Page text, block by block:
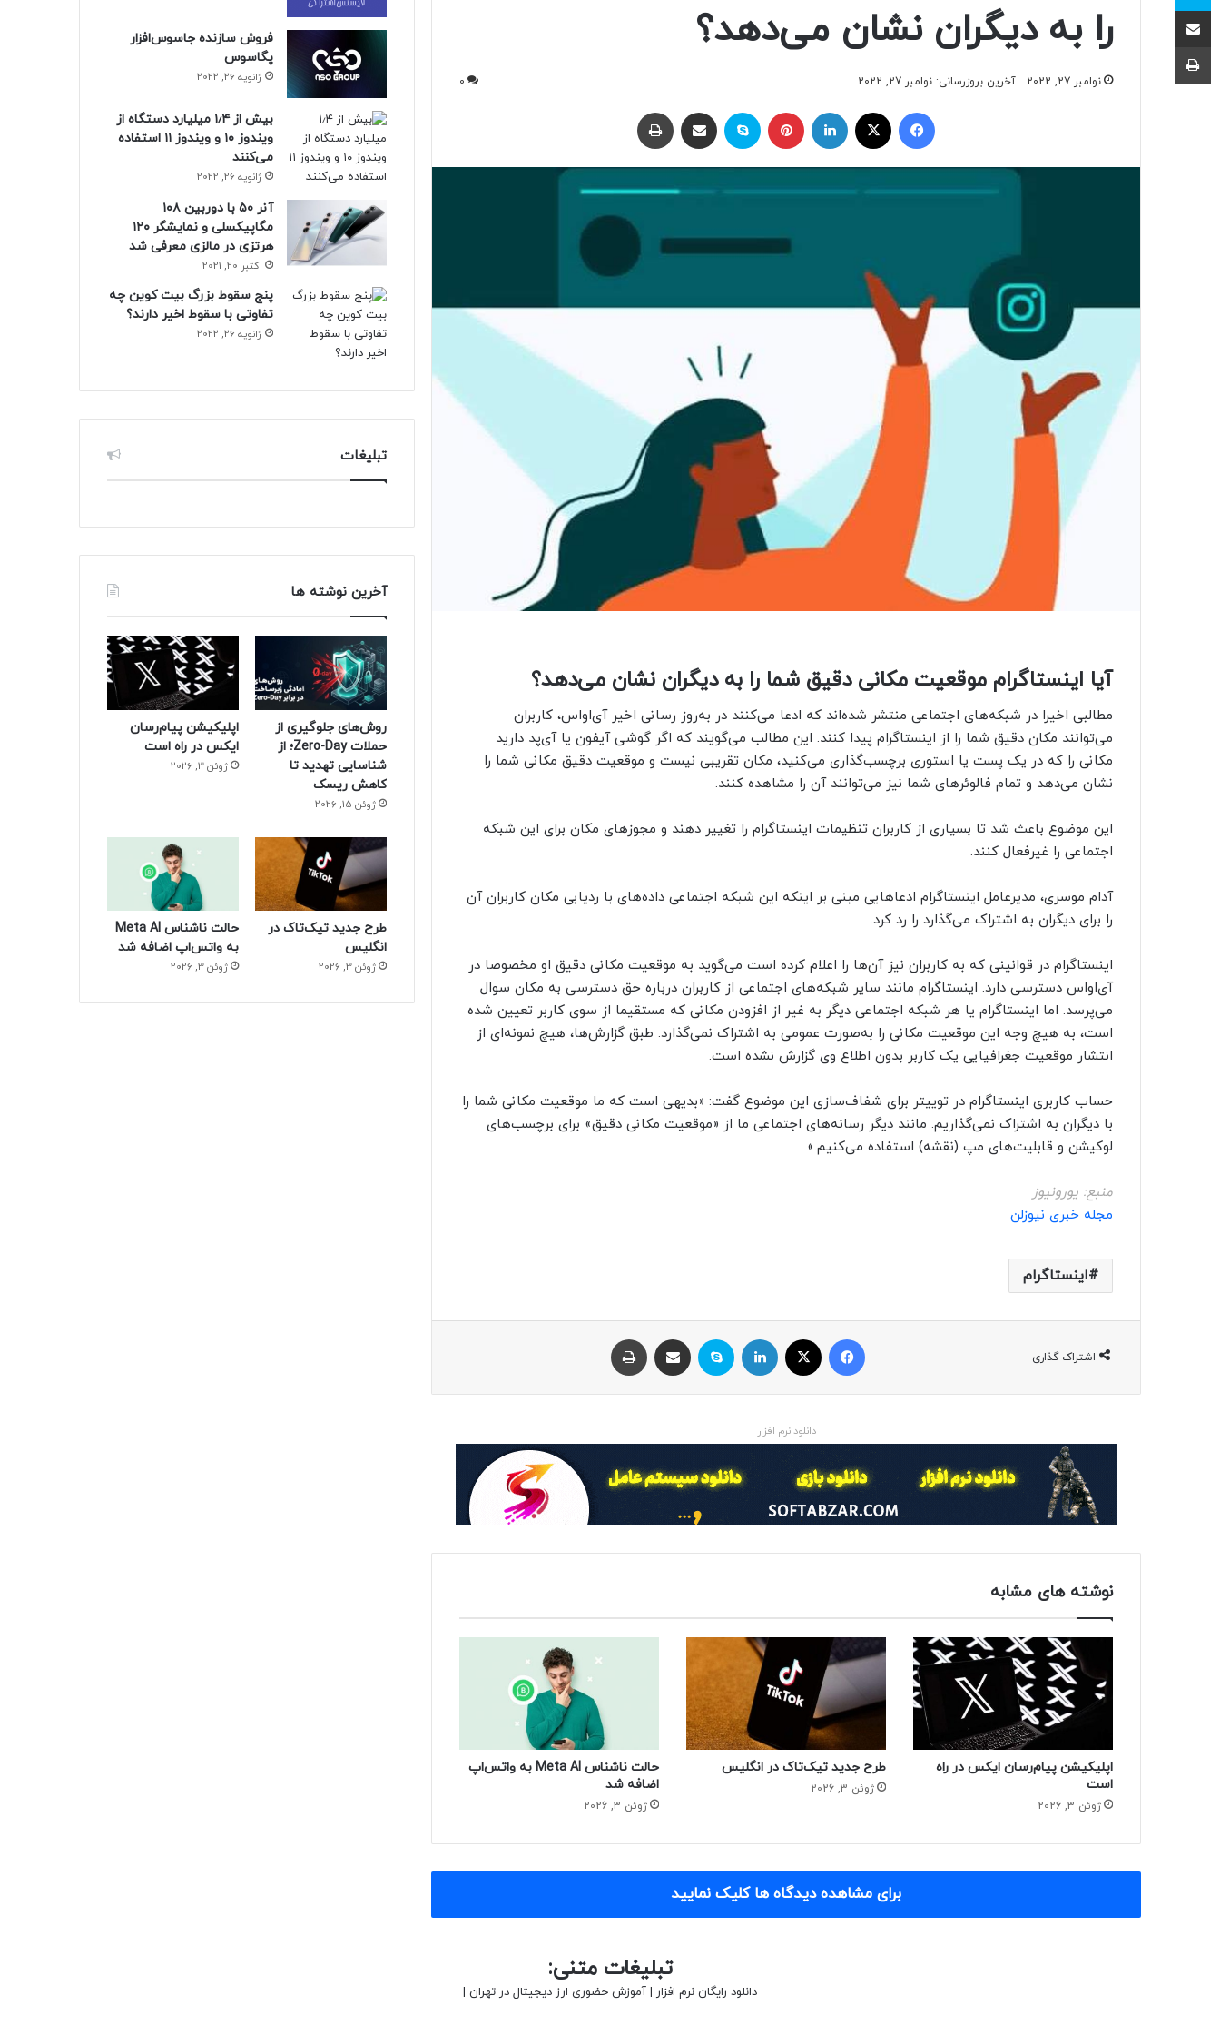
را به دیگران نشان می‌دهد؟
نوامبر 27, 2022 آخرین بروزرسانی: نوامبر 27, 2022 0
ایکس
آیا اینستاگرام موقعیت مکانی دقیق شما را به دیگران نشان می‌دهد؟
مطالبی اخیرا در شبکه‌های اجتماعی منتشر شده‌اند که ادعا می‌کنند در به‌روز رسانی اخیر آی‌او‌اس، کاربران
می‌توانند مکان دقیق شما را از اینستاگرام پیدا کنند. این مطالب می‌گویند که اگر گوشی آیفون یا آی‌پد دارید
مکانی را که در یک پست یا استوری برچسب‌گذاری می‌کنید، مکان تقریبی نیست و موقعیت دقیق مکانی شما را
نشان می‌دهد و تمام فالوئرهای شما نیز می‌توانند آن را مشاهده کنند.
این موضوع باعث شد تا بسیاری از کاربران تنظیمات اینستاگرام را تغییر دهند و مجوزهای مکان برای این شبکه
اجتماعی را غیرفعال کنند.
آدام موسری، مدیرعامل اینستاگرام ادعاهایی مبنی بر اینکه این شبکه اجتماعی داده‌های با ردیابی مکان کاربران آن
را برای دیگران به اشتراک می‌گذارد را رد کرد.
اینستاگرام در قوانینی که به کاربران نیز آن‌ها را اعلام کرده است می‌گوید به موقعیت مکانی دقیق او مخصوصا در
آی‌او‌اس دسترسی دارد. اینستاگرام مانند سایر شبکه‌های اجتماعی از کاربران درباره حق دسترسی به مکان سوال
می‌پرسد. اما اینستاگرام یا هر شبکه اجتماعی دیگر به غیر از افزودن مکانی که مستقیما از سوی کاربر تعیین شده
است، به هیچ وجه این موقعیت مکانی را به‌صورت عمومی به اشتراک نمی‌گذارد. طبق گزارش‌ها، هیچ نمونه‌ای از
انتشار موقعیت جغرافیایی یک کاربر بدون اطلاع وی گزارش نشده است.
حساب کاربری اینستاگرام در توییتر برای شفاف‌سازی این موضوع گفت: «بدیهی است که ما موقعیت مکانی شما را
با دیگران به اشتراک نمی‌گذاریم. مانند دیگر رسانه‌های اجتماعی ما از «موقعیت مکانی دقیق» برای برچسب‌های
لوکیشن و قابلیت‌های مپ (نقشه) استفاده می‌کنیم.»
منبع: یورونیوز
مجله خبری نیوزلن
اینستاگرام
اشتراک گذاری
ایکس
دانلود نرم افزار
نوشته های مشابه
اپلیکیشن پیام‌رسان ایکس در راه
است
ژوئن 3, 2026
طرح جدید تیک‌تاک در انگلیس
ژوئن 3, 2026
حالت ناشناس Meta AI به واتس‌اپ
اضافه شد
ژوئن 3, 2026
برای مشاهده دیدگاه ها کلیک نمایید
فروش سازنده جاسوس‌افزار
پگاسوس
ژانویه 26, 2022
بیش از ۱٫۴ میلیارد دستگاه از
ویندوز ۱۰ و ویندوز ۱۱ استفاده
می‌کنند
ژانویه 26, 2022
آنر ۵۰ با دوربین ۱۰۸
مگاپیکسلی و نمایشگر ۱۲۰
هرتزی در مالزی معرفی شد
اکتبر 20, 2021
پنج سقوط بزرگ بیت کوین چه
تفاوتی با سقوط اخیر دارند؟
ژانویه 26, 2022
تبلیغات
آخرین نوشته ها
روش‌های جلوگیری از
حملات Zero-Day؛ از
شناسایی تهدید تا
کاهش ریسک
ژوئن 15, 2026
اپلیکیشن پیام‌رسان
ایکس در راه است
ژوئن 3, 2026
طرح جدید تیک‌تاک در
انگلیس
ژوئن 3, 2026
حالت ناشناس Meta AI
به واتس‌اپ اضافه شد
ژوئن 3, 2026
تبلیغات متنی:
دانلود رایگان نرم افزار آموزش حضوری ارز دیجیتال در تهران